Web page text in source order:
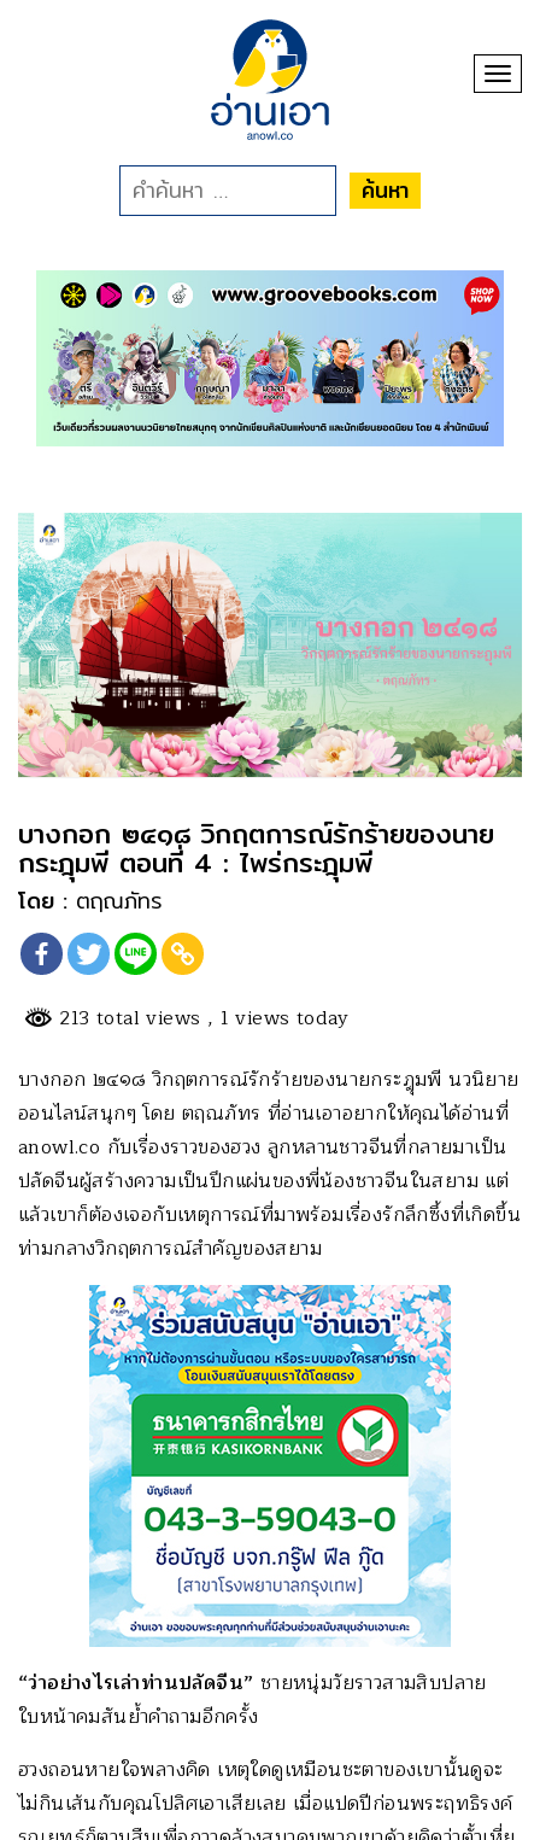
ค้นหา
บางกอก ๒๔๑๘ วิกฤตการณ์รักร้ายของนาย
กระฎุมพี ตอนที่ 4 : ไพร่กระฎุมพี
โดย : ตฤณภัทร
213 total views , 1 views today
บางกอก ๒๔๑๘ วิกฤตการณ์รักร้ายของนายกระฎุมพี นวนิยาย
ออนไลน์สนุกๆ โดย ตฤณภัทร ที่อ่านเอาอยากให้คุณได้อ่านที่
anowl.co กับเรื่องราวของฮวง ลูกหลานชาวจีนที่กลายมาเป็น
ปลัดจีนผู้สร้างความเป็นปึกแผ่นของพี่น้องชาวจีนในสยาม แต่
แล้วเขาก็ต้องเจอกับเหตุการณ์ที่มาพร้อมเรื่องรักลึกซึ้งที่เกิดขึ้น
ท่ามกลางวิกฤตการณ์สำคัญของสยาม
“ว่าอย่างไรเล่าท่านปลัดจีน” ชายหนุ่มวัยราวสามสิบปลาย
ใบหน้าคมสันย้ำคำถามอีกครั้ง
ฮวงถอนหายใจพลางคิด เหตุใดดูเหมือนชะตาของเขานั้นดูจะ
ไม่กินเส้นกับคุณโปลิศเอาเสียเลย เมื่อแปดปีก่อนพระฤทธิรงค์